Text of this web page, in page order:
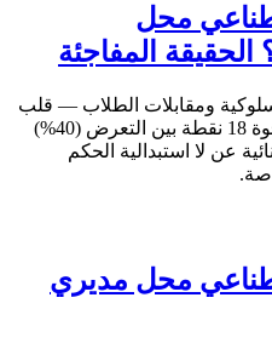
محل
الحقيقة المفاجئة
السلوكية ومقابلات الطلاب — قلب
عمل المشخّص التعليمي يومياً. فجوة 18 نقطة بين التعرض (40%)
عن لا استبدالية الحكم
محل مديري